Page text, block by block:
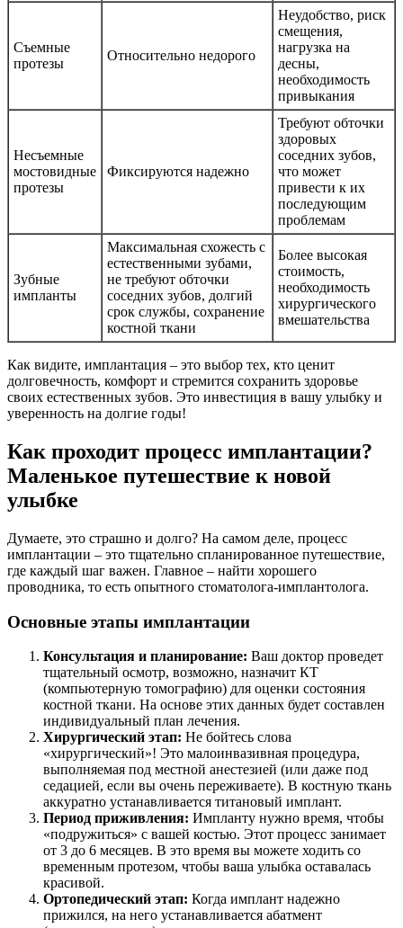
Съемные
протезы
Относительно недорого
Неудобство, риск
смещения,
нагрузка на
десны,
необходимость
привыкания
Несъемные
мостовидные
протезы
Фиксируются надежно
Требуют обточки
здоровых
соседних зубов,
что может
привести к их
последующим
проблемам
Зубные
импланты
Максимальная схожесть с
естественными зубами,
не требуют обточки
соседних зубов, долгий
срок службы, сохранение
костной ткани
Более высокая
стоимость,
необходимость
хирургического
вмешательства
Как видите, имплантация – это выбор тех, кто ценит
долговечность, комфорт и стремится сохранить здоровье
своих естественных зубов. Это инвестиция в вашу улыбку и
уверенность на долгие годы!
Как проходит процесс имплантации?
Маленькое путешествие к новой
улыбке
Думаете, это страшно и долго? На самом деле, процесс
имплантации – это тщательно спланированное путешествие,
где каждый шаг важен. Главное – найти хорошего
проводника, то есть опытного стоматолога-имплантолога.
Основные этапы имплантации
Консультация и планирование: Ваш доктор проведет
тщательный осмотр, возможно, назначит КТ
(компьютерную томографию) для оценки состояния
костной ткани. На основе этих данных будет составлен
индивидуальный план лечения.
Хирургический этап: Не бойтесь слова
«хирургический»! Это малоинвазивная процедура,
выполняемая под местной анестезией (или даже под
седацией, если вы очень переживаете). В костную ткань
аккуратно устанавливается титановый имплант.
Период приживления: Импланту нужно время, чтобы
«подружиться» с вашей костью. Этот процесс занимает
от 3 до 6 месяцев. В это время вы можете ходить со
временным протезом, чтобы ваша улыбка оставалась
красивой.
Ортопедический этап: Когда имплант надежно
прижился, на него устанавливается абатмент